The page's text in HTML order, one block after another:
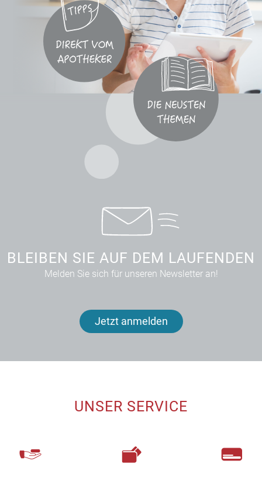
BLEIBEN SIE AUF DEM LAUFENDEN
Melden Sie sich für unseren Newsletter an!
Jetzt anmelden
UNSER SERVICE